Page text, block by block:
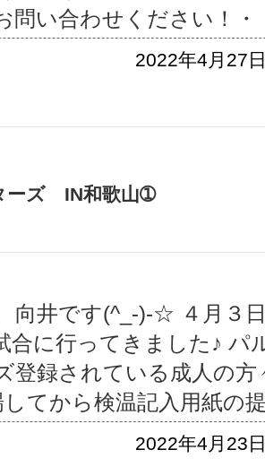
問い合わせください！
2022年4月27
ーズ IN和歌山➀
向井です(^_-)-☆ ４月３
合に行ってきました♪ パ
登録されている成人の
てから検温記入用紙の
2022年4月23